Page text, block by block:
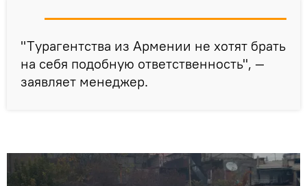
"Tурaгентства из Армении не хотят брать
на себя подобную ответственность", —
заявляет менеджер.